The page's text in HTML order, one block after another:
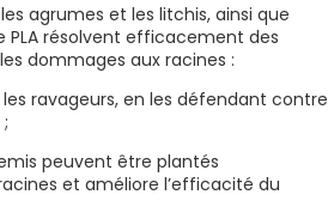
agrumes et les litchis, ainsi que
PLA résolvent efficacement des
dommages aux racines :
ravageurs, en les défendant contre
peuvent être plantés
et améliore l’efficacité du